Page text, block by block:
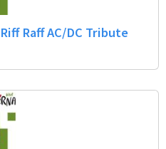
Raff AC/DC Tribute